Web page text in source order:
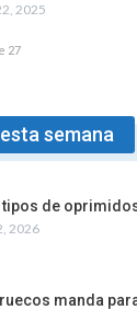
2025
27
semana
tipos de
2026
manda